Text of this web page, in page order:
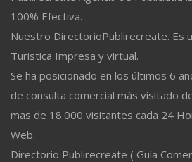
100% Efectiva.
Nuestro DirectorioPublirecreate. Es
Turistica Impresa y virtual.
Se ha posicionado en los últimos 6
de consulta comercial más visitado
mas de 18.000 visitantes cada 24
Web.
Directorio Publirecreate ( Guía